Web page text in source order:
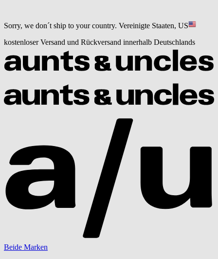
Sorry, we don´t ship to your country. Vereinigte Staaten, US
kostenloser Versand und Rückversand innerhalb Deutschlands
Beide Marken